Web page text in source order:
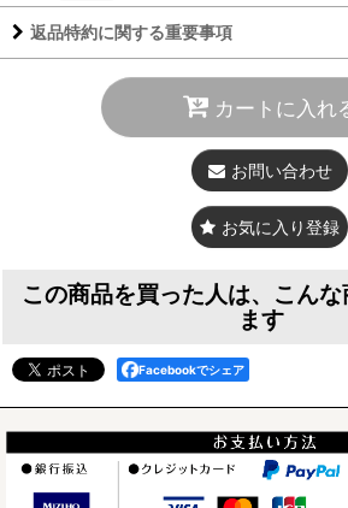
意
湿気に弱いので屋外や浴場での使用は
返品特約に関する重要事項
カートに入れ
お問い合わせ
お気に入り登録
この商品を買った人は、こん
ます
Facebookでシェア